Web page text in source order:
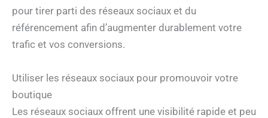
pour tirer parti des réseaux sociaux et du
référencement afin d’augmenter durablement votre
trafic et vos conversions.
Utiliser les réseaux sociaux pour promouvoir votre
boutique
Les réseaux sociaux offrent une visibilité rapide et peu